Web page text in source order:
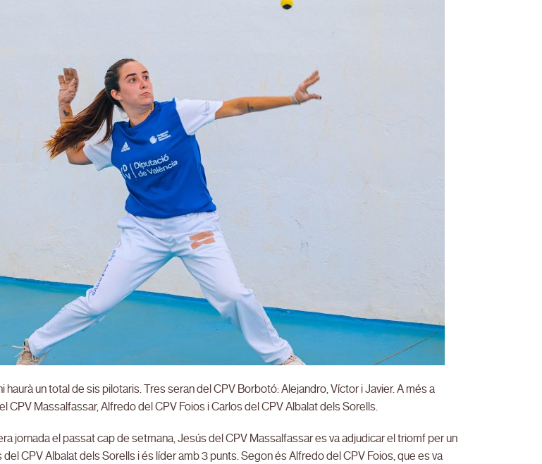
haurà un total de sis pilotaris. Tres seran del CPV Borbotó: Alejandro, Víctor i Javier. A més a
CPV Massalfassar, Alfredo del CPV Foios i Carlos del CPV Albalat dels Sorells.
jornada el passat cap de setmana, Jesús del CPV Massalfassar es va adjudicar el triomf per un
CPV Albalat dels Sorells i és líder amb 3 punts. Segon és Alfredo del CPV Foios, que es va